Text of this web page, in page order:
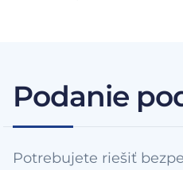
Podanie
Potrebujete riešiť